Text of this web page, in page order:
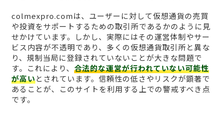
colmexpro.comは、ユーザーに対して仮想通貨の売買
や投資をサポートするための取引所であるかのように見
せかけています。しかし、実際にはその運営体制やサー
ビス内容が不透明であり、多くの仮想通貨取引所と異な
り、規制当局に登録されていないことが大きな問題で
す。これにより、 合法的な運営が行われていない可能性
が高いとされています。信頼性の低さやリスクが顕著で
あることが、このサイトを利用する上での警戒すべき点
です。